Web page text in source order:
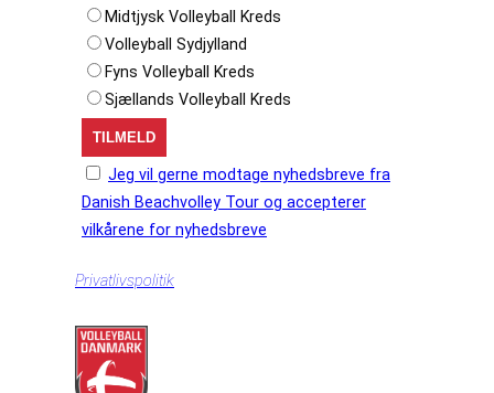
Midtjysk Volleyball Kreds
Volleyball Sydjylland
Fyns Volleyball Kreds
Sjællands Volleyball Kreds
Jeg vil gerne modtage nyhedsbreve fra
Danish Beachvolley Tour og accepterer
vilkårene for nyhedsbreve
Privatlivspolitik